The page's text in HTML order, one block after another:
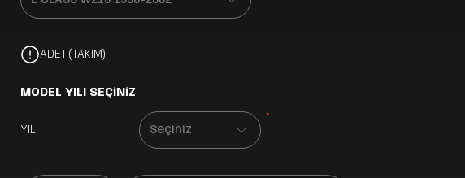
ADET (TAKIM)
MODEL YILI SEÇİNİZ
YIL